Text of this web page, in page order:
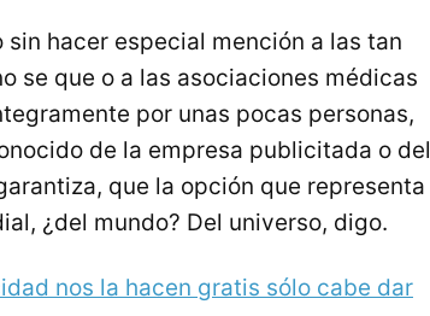
hacer especial mención a las tan
se que o a las asociaciones médicas
por unas pocas personas,
de la empresa publicitada o del
que la opción que representa
¿del mundo? Del universo, digo.
nos la hacen gratis sólo cabe dar